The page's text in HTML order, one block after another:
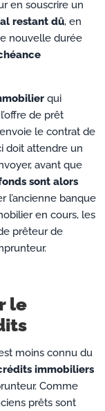
en souscrire un
restant dû, en
nouvelle durée
qui
de prêt
le contrat de
doit attendre un
avant que
sont alors
l’ancienne banque
en cours, les
prêteur de
le
moins connu du
immobiliers
Comme
prêts sont